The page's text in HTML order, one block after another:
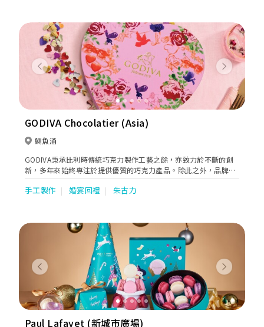
Previous Next
GODIVA Chocolatier (Asia)
鰂魚涌
GODIVA秉承比利時傳統巧克力製作工藝之餘，亦致力於不斷的創
新，多年來始終專注於提供優質的巧克力產品。除此之外，品牌亦
致力確保所有產品於研發、製造及運輸過程中均達致安全、高品質
及超乎顧客的期望。從著名的松露巧克力和模製巧克力、到充滿歐
克力體驗帶給全世界。
手工製作 婚宴回禮 朱古力
Previous Next
Paul Lafayet (新城市廣場)